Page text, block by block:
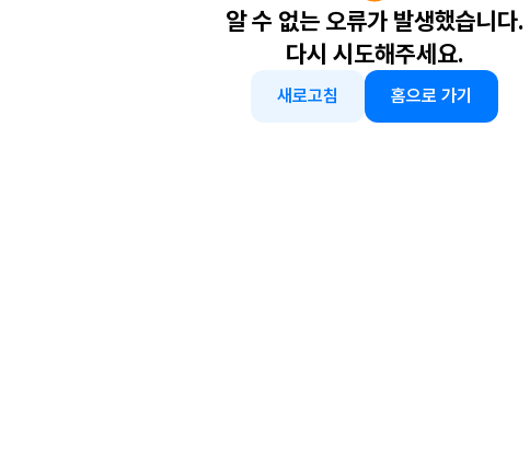
알 수 없는 오류가 발생했습니다.
다시 시도해주세요.
새로고침 홈으로 가기